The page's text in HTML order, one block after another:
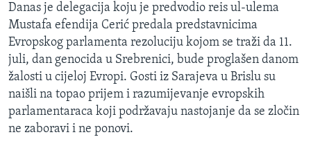
pretraguBOSNA I HERCEGOVINA
SPECIJALNI PROJEKTI
KORUPCIJA
SLOBODA MEDIJA
ŽENSKA STRANA
IZBJEGLIČKA STRANA
MAGAZIN
Danas je delegacija koju je predvodio reis ul-ulema
Mustafa efendija Cerić predala predstavnicima
Evropskog parlamenta rezoluciju kojom se traži da 11.
juli, dan genocida u Srebrenici, bude proglašen danom
žalosti u cijeloj Evropi. Gosti iz Sarajeva u Brislu su
naišli na topao prijem i razumijevanje evropskih
parlamentaraca koji podržavaju nastojanje da se zločin
ne zaboravi i ne ponovi.